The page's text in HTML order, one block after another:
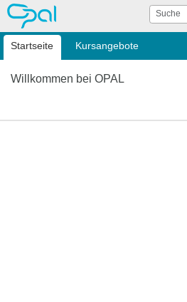
OPAL Suche
Startseite Kursangebote
Willkommen bei OPAL